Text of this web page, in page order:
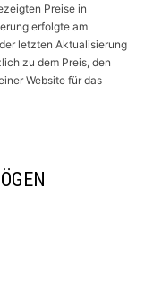
Preise in
erfolgte am
letzten Aktualisierung
zu dem Preis, den
Website für das